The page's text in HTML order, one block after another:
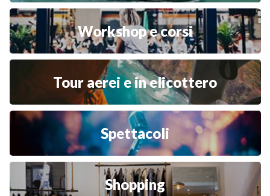
Workshop e corsi
Tour aerei e in elicottero
Spettacoli
Shopping